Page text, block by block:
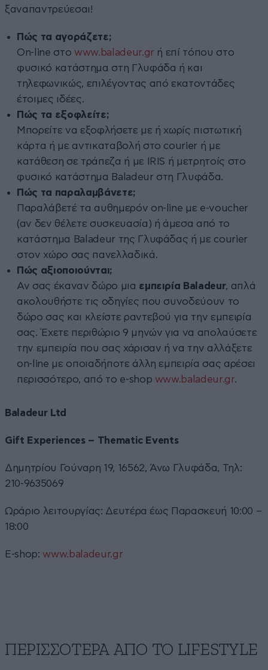
ξαναπαντρεύεσαι!
Πώς τα αγοράζετε;
On-line στο www.baladeur.gr ή επί τόπου στο
φυσικό κατάστημα στη Γλυφάδα ή και
τηλεφωνικώς, επιλέγοντας από εκατοντάδες
έτοιμες ιδέες.
Πώς τα εξοφλείτε;
Μπορείτε να εξοφλήσετε με ή χωρίς πιστωτική
κάρτα ή με αντικαταβολή στο courier ή με
κατάθεση σε τράπεζα ή με IRIS ή μετρητοίς στο
φυσικό κατάστημα Baladeur στη Γλυφάδα.
Πώς τα παραλαμβάνετε;
Παραλάβετέ τα αυθημερόν on-line με e-voucher
(αν δεν θέλετε συσκευασία) ή άμεσα από το
κατάστημα Baladeur της Γλυφάδας ή με courier
στον χώρο σας πανελλαδικά.
Πώς αξιοποιούνται;
Αν σας έκαναν δώρο μια εμπειρία Baladeur, απλά
ακολουθήστε τις οδηγίες που συνοδεύουν το
δώρο σας και κλείστε ραντεβού για την εμπειρία
σας. Έχετε περιθώριο 9 μηνών για να απολαύσετε
την εμπειρία που σας χάρισαν ή να την αλλάξετε
on-line με οποιαδήποτε άλλη εμπειρία σας αρέσει
περισσότερο, από το e-shop www.baladeur.gr.
Baladeur Ltd
Gift Experiences – Thematic Events
Δημητρίου Γούναρη 19, 16562, Άνω Γλυφάδα, Τηλ:
210-9635069
Ωράριο λειτουργίας: Δευτέρα έως Παρασκευή 10:00 –
18:00
E-shop: www.baladeur.gr
ΠΕΡΙΣΣΟΤΕΡΑ ΑΠΟ ΤΟ LIFESTYLE